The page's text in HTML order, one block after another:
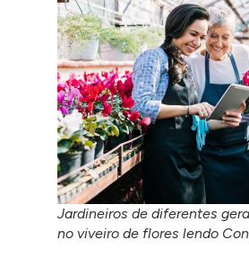
Jardineiros de diferentes
no viveiro de flores lendo